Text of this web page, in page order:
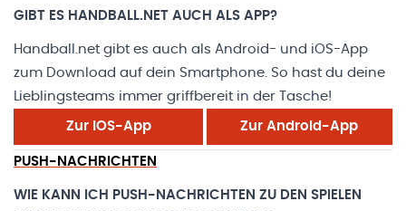
GIBT ES HANDBALL.NET AUCH ALS APP?
Handball.net gibt es auch als Android- und iOS-App
zum Download auf dein Smartphone. So hast du deine
Lieblingsteams immer griffbereit in der Tasche!
Zur iOS-App Zur Android-App
PUSH-NACHRICHTEN
WIE KANN ICH PUSH-NACHRICHTEN ZU DEN SPIELEN